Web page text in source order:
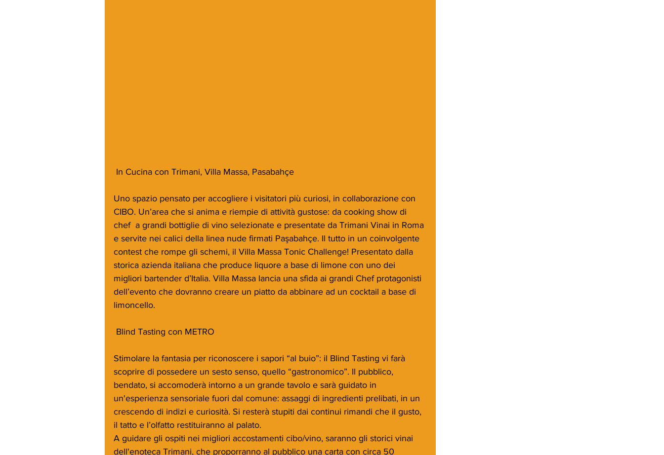
In Cucina con Trimani, Villa Massa, Pasabahçe
Uno spazio pensato per accogliere i visitatori più curiosi, in collaborazione con
CIBO. Un’area che si anima e riempie di attività gustose: da cooking show di
chef  a grandi bottiglie di vino selezionate e presentate da Trimani Vinai in Roma
e servite nei calici della linea nude firmati Paşabahçe. Il tutto in un coinvolgente
contest che rompe gli schemi, il Villa Massa Tonic Challenge! Presentato dalla
storica azienda italiana che produce liquore a base di limone con uno dei
migliori bartender d’Italia. Villa Massa lancia una sfida ai grandi Chef protagonisti
dell’evento che dovranno creare un piatto da abbinare ad un cocktail a base di
limoncello.
Blind Tasting con METRO
Stimolare la fantasia per riconoscere i sapori “al buio”: il Blind Tasting vi farà
scoprire di possedere un sesto senso, quello “gastronomico”. Il pubblico,
bendato, si accomoderà intorno a un grande tavolo e sarà guidato in
un'esperienza sensoriale fuori dal comune: assaggi di ingredienti prelibati, in un
crescendo di indizi e curiosità. Si resterà stupiti dai continui rimandi che il gusto,
il tatto e l’olfatto restituiranno al palato.
A guidare gli ospiti nei migliori accostamenti cibo/vino, saranno gli storici vinai
dell'enoteca Trimani, che proporranno al pubblico una carta con circa 50